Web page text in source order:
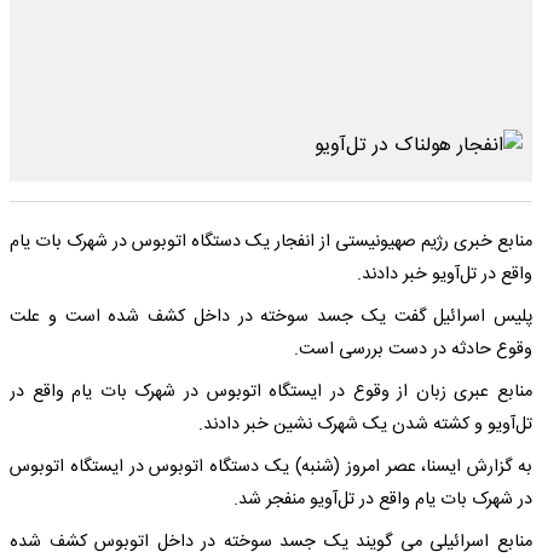
منابع خبری رژیم صهیونیستی از انفجار یک دستگاه اتوبوس در شهرک بات یام
واقع در تل‌آویو خبر دادند.
پلیس اسرائیل گفت یک جسد سوخته در داخل کشف شده است و علت
وقوع حادثه در دست بررسی است.
منابع عبری زبان از وقوع در ایستگاه اتوبوس در شهرک بات یام واقع در
تل‌آویو و کشته شدن یک شهرک نشین خبر دادند.
به گزارش ایسنا، عصر امروز (شنبه) یک دستگاه اتوبوس در ایستگاه اتوبوس
در شهرک بات یام واقع در تل‌آویو منفجر شد.
منابع اسرائیلی می گویند یک جسد سوخته در داخل اتوبوس کشف شده